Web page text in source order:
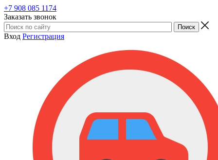
+7 908 085 1174
Заказать звонок
Вход Регистрация